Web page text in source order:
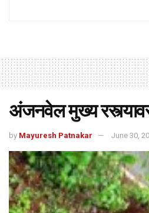
अंजनवेल मुख्य
by Mayuresh Patnakar June 30,